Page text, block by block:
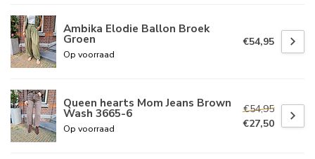
Ambika Elodie Ballon Broek
Groen
Op voorraad
€54,95
Queen hearts Mom Jeans Brown
Wash 3665-6
Op voorraad
€54,95
€27,50